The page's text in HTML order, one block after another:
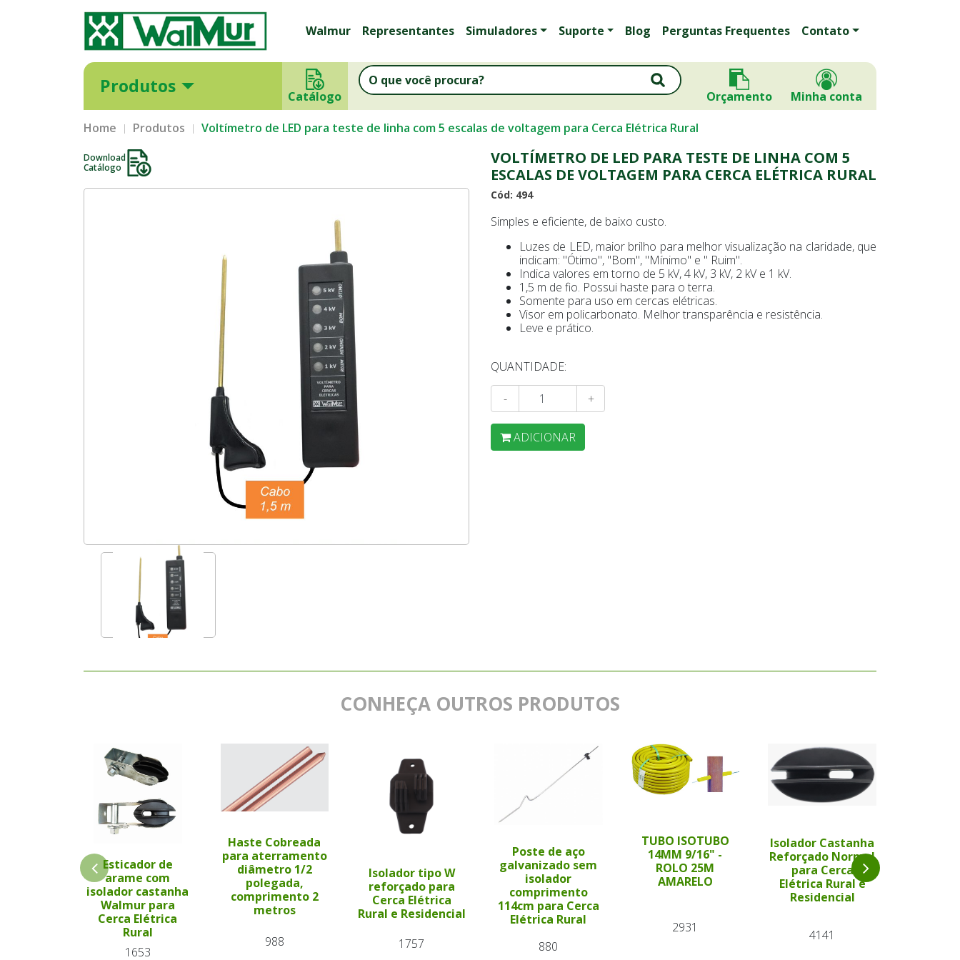
Walmur Representantes Simuladores Suporte Blog Perguntas Frequentes Contato
Produtos Catálogo Orçamento Minha conta
Home Produtos Voltímetro de LED para teste de linha com 5 escalas de voltagem para Cerca Elétrica Rural
Download
Catálogo
VOLTÍMETRO DE LED PARA TESTE DE LINHA COM 5
ESCALAS DE VOLTAGEM PARA CERCA ELÉTRICA RURAL
Cód: 494
Simples e eficiente, de baixo custo.
Luzes de LED, maior brilho para melhor visualização na claridade, que
indicam: "Ótimo", "Bom", "Mínimo" e " Ruim".
Indica valores em torno de 5 kV, 4 kV, 3 kV, 2 kV e 1 kV.
1,5 m de fio. Possui haste para o terra.
Somente para uso em cercas elétricas.
Visor em policarbonato. Melhor transparência e resistência.
Leve e prático.
QUANTIDADE:
- +
ADICIONAR
CONHEÇA OUTROS PRODUTOS
Esticador de
arame com
isolador castanha
Walmur para
Cerca Elétrica
Rural
1653
Haste Cobreada
para aterramento
diâmetro 1/2
polegada,
comprimento 2
metros
988
Isolador tipo W
reforçado para
Cerca Elétrica
Rural e Residencial
1757
Poste de aço
galvanizado sem
isolador
comprimento
114cm para Cerca
Elétrica Rural
880
TUBO ISOTUBO
14MM 9/16" -
ROLO 25M
AMARELO
2931
Isolador Castanha
Reforçado Normal
para Cerca
Elétrica Rural e
Residencial
4141